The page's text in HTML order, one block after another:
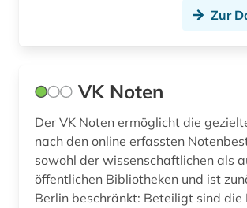
botanischer garten (1)
brabrand (1)
brahms (2)
Zur
VK Noten
Der VK Noten ermöglicht die
nach den online erfassten
sowohl der wissenschaftlichen als
öffentlichen Bibliotheken und ist
Berlin beschränkt: Beteiligt sind die